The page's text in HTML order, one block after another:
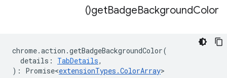
getBadgeBackgroundColor(
)
chrome.action .getBadgeBackgroundColor(
details : TabDetails,
) : Promise<extensionTypes .ColorArray>